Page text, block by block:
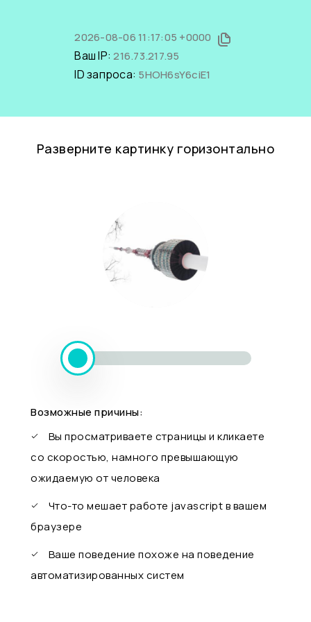
2026-08-06 11:17:05 +0000
Ваш IP:216.73.217.95
ID запроса: 5HOH6sY6ciE1
Разверните картинку горизонтально
Возможные причины:
Вы просматриваете страницы и кликаете
со скоростью, намного превышающую
ожидаемую от человека
Что-то мешает работе javascript в вашем
браузере
Ваше поведение похоже на поведение
автоматизированных систем